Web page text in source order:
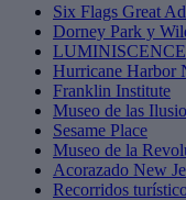
Six Flags Great
Dorney Park y
LUMINISCENCE
Hurricane Harbor
Franklin Institute
Museo de las
Sesame Place
Museo de la
Acorazado New
Recorridos